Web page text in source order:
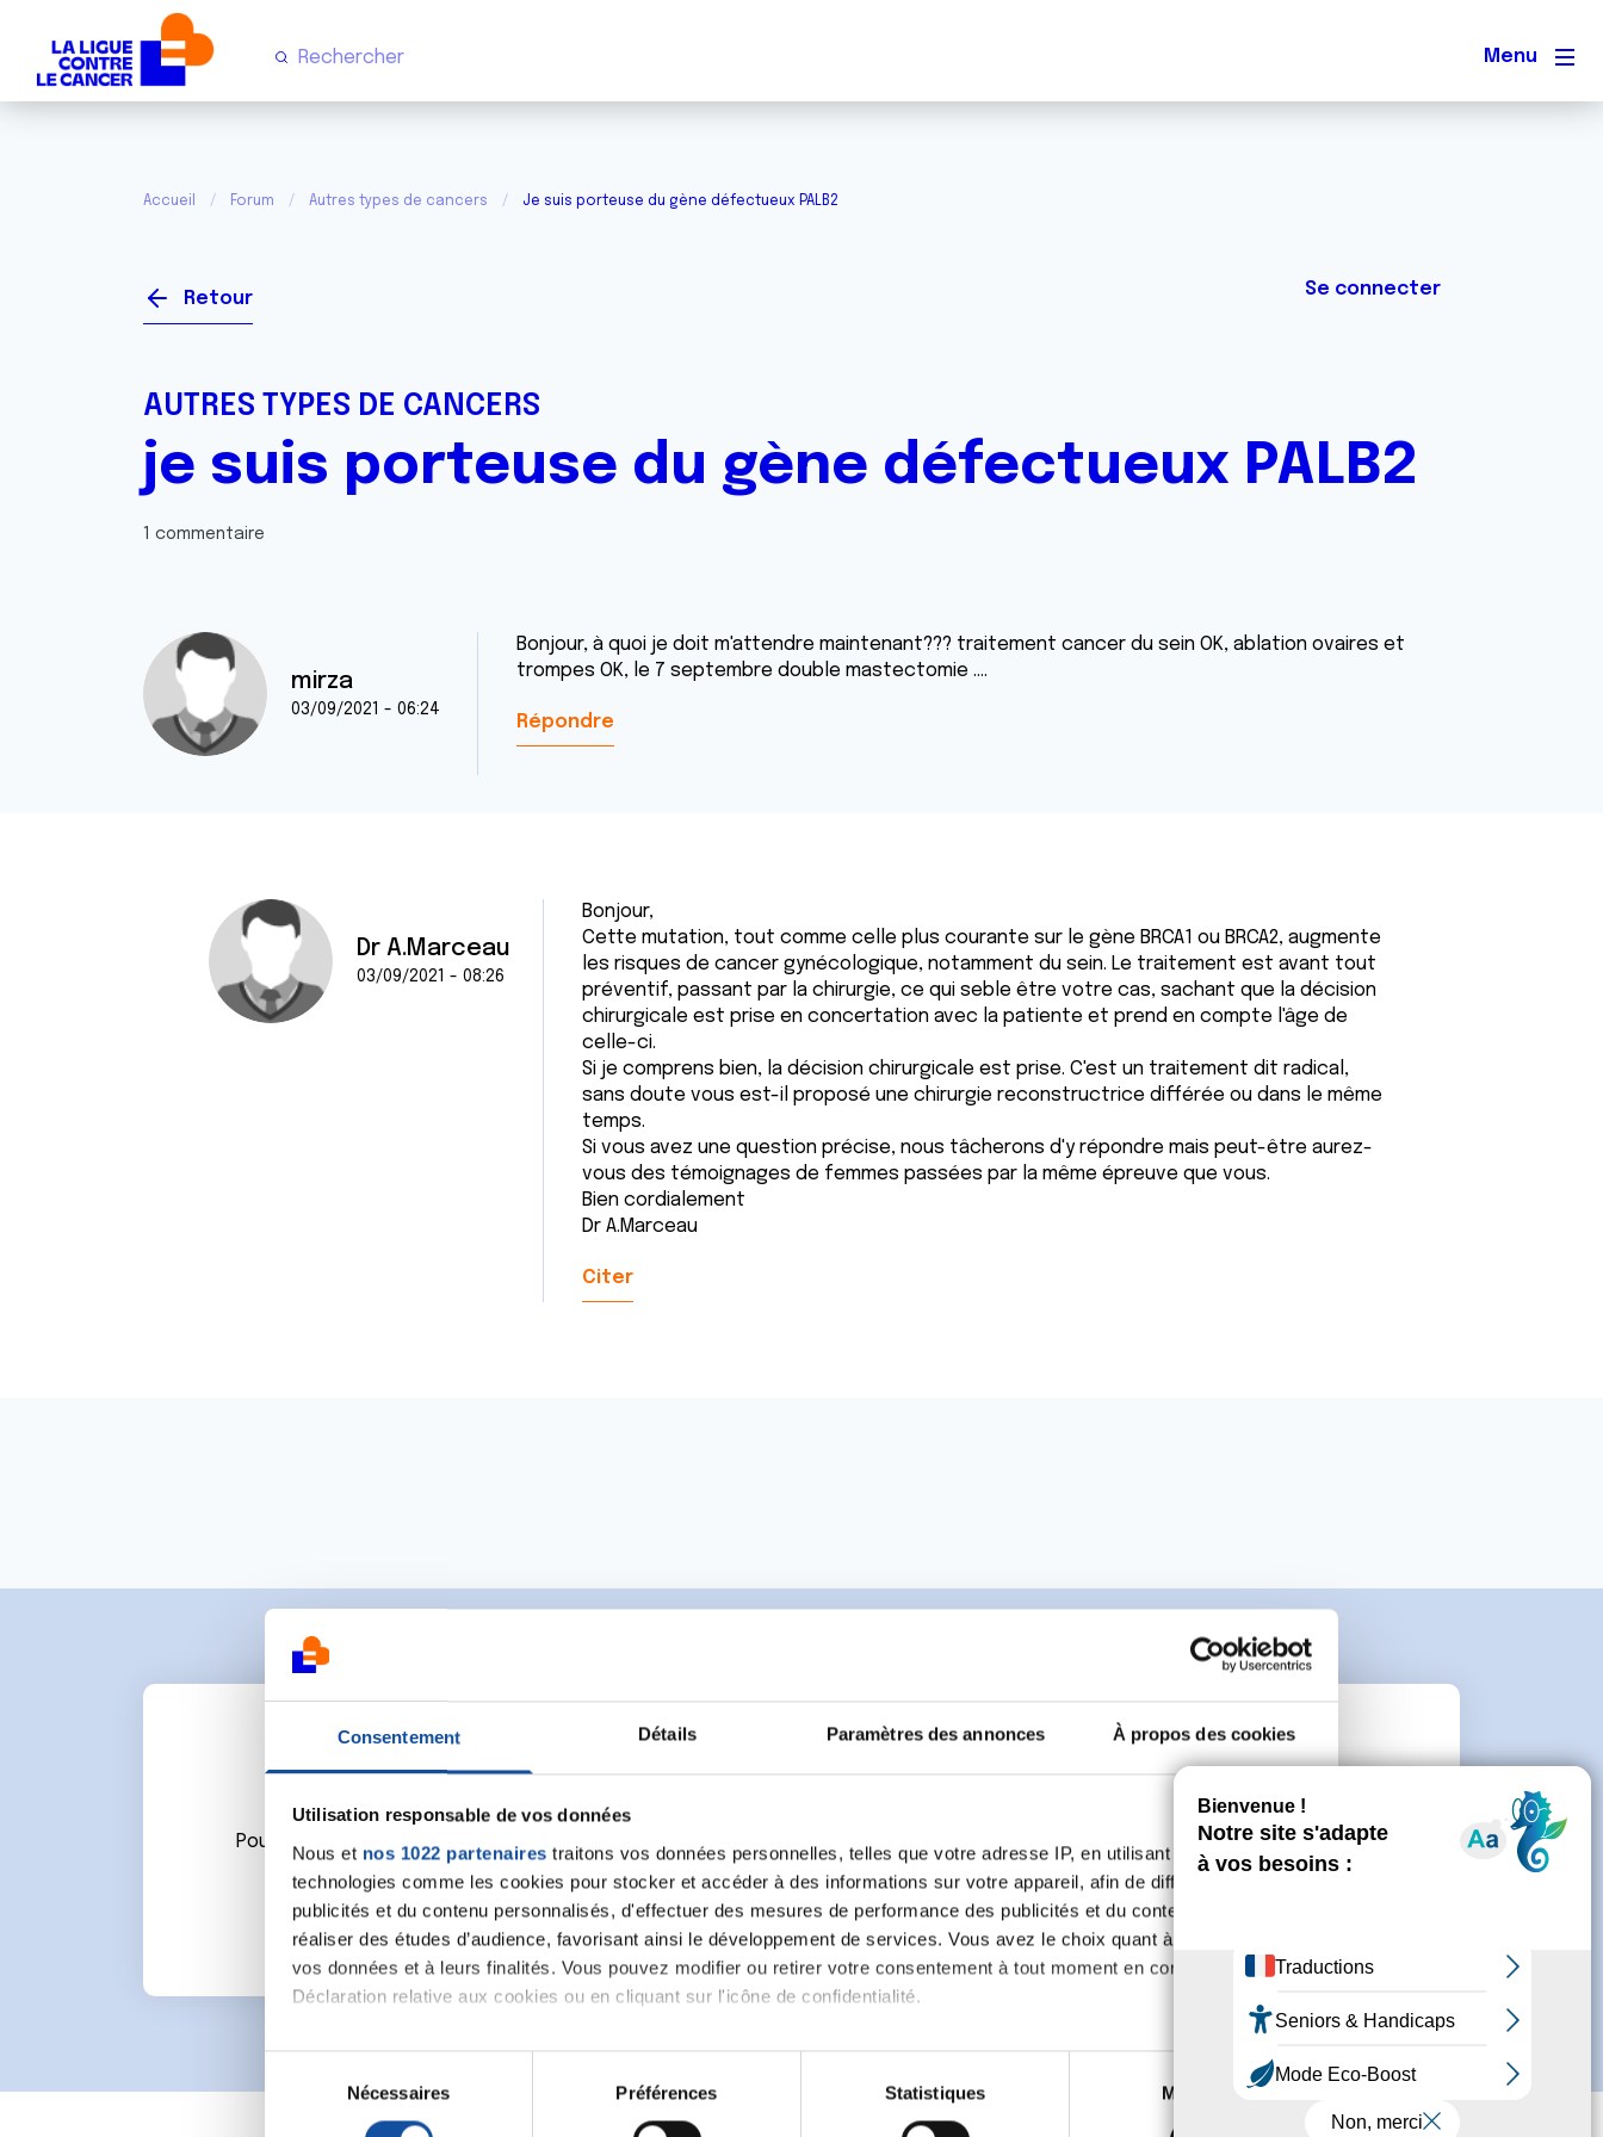
Consentement Détails Paramètres des annonces À propos des cookies
Utilisation responsable de vos données
Nous et nos 1022 partenaires traitons vos données personnelles, telles que votre adresse IP, en utilisant des
technologies comme les cookies pour stocker et accéder à des informations sur votre appareil, afin de diffuser des
publicités et du contenu personnalisés, d'effectuer des mesures de performance des publicités et du contenu, ainsi que de
réaliser des études d’audience, favorisant ainsi le développement de services. Vous avez le choix quant à l'utilisation de
vos données et à leurs finalités. Vous pouvez modifier ou retirer votre consentement à tout moment en consultant la
Déclaration relative aux cookies ou en cliquant sur l'icône de confidentialité.
Si vous le permettez, nous aimerions également :
Collecter des informations sur votre localisation géographique qui peuvent être précises à plusieurs mètres près
é
Nécessaires Préférences Statistiques Marketing
Menu
Accueil Forum Autres types de cancers Je suis porteuse du gène défectueux PALB2
Retour Se connecter
AUTRES TYPES DE CANCERS
je suis porteuse du gène défectueux PALB2
1 commentaire
mirza
03/09/2021 - 06:24
Bonjour, à quoi je doit m'attendre maintenant??? traitement cancer du sein OK, ablation ovaires et
trompes OK, le 7 septembre double mastectomie ....
Répondre
Dr A.Marceau
03/09/2021 - 08:26
Bonjour,
Cette mutation, tout comme celle plus courante sur le gène BRCA1 ou BRCA2, augmente
les risques de cancer gynécologique, notamment du sein. Le traitement est avant tout
préventif, passant par la chirurgie, ce qui seble être votre cas, sachant que la décision
chirurgicale est prise en concertation avec la patiente et prend en compte l'âge de
celle-ci.
Si je comprens bien, la décision chirurgicale est prise. C'est un traitement dit radical,
sans doute vous est-il proposé une chirurgie reconstructrice différée ou dans le même
temps.
Si vous avez une question précise, nous tâcherons d'y répondre mais peut-être aurez-
vous des témoignages de femmes passées par la même épreuve que vous.
Bien cordialement
Dr A.Marceau
Citer
Ecrire un commentaire
Pour écrire un commentaire ou lancer une nouvelle discussion vous aurez besoin de vous connecter ou de créer un compte.
Se connecter Créer un nouveau compte